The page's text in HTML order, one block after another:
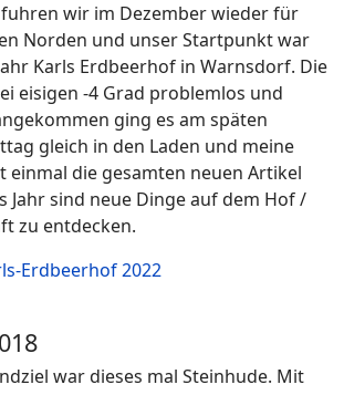
wir im Dezember wieder für
Norden und unser Startpunkt war
Karls Erdbeerhof in Warnsdorf. Die
eisigen -4 Grad problemlos und
ging es am späten
gleich in den Laden und meine
einmal die gesamten neuen Artikel
Jahr sind neue Dinge auf dem Hof /
zu entdecken.
Erdbeerhof 2022
war dieses mal Steinhude. Mit